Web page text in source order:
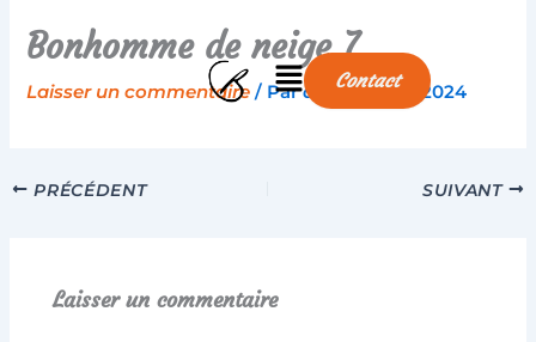
Menu Contact
Bonhomme de neige 7
Laisser un commentaire / Paraline/27/03/2024
PRÉCÉDENT SUIVANT
Laisser un commentaire